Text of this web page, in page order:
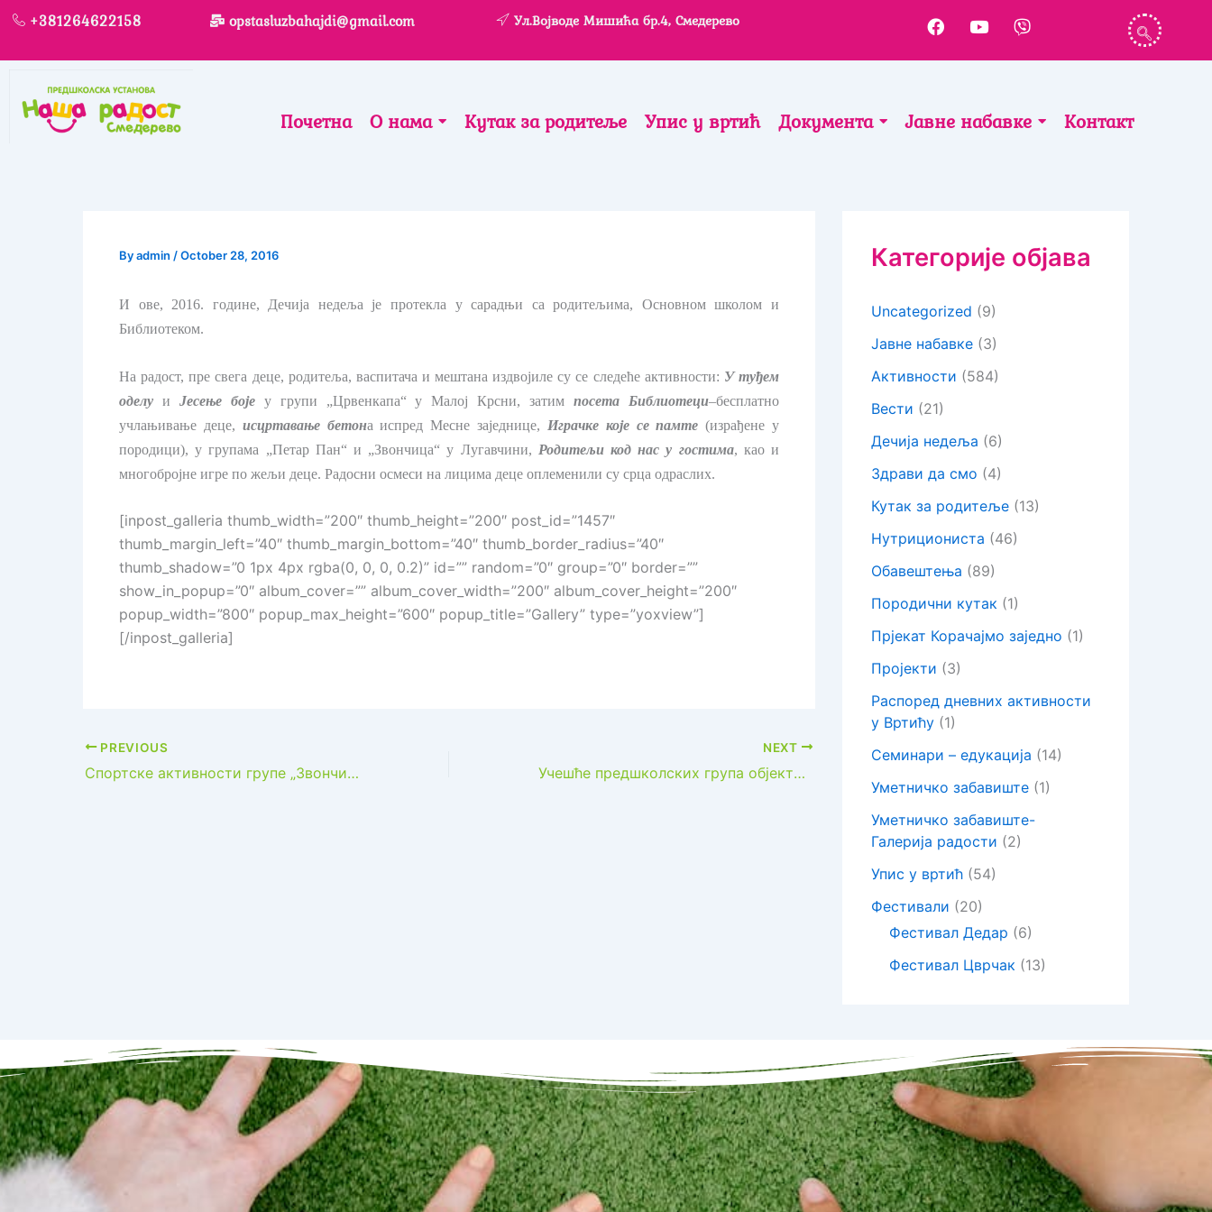
Skip
content
+381264622158 opstasluzbahajdi@gmail.com Ул.Војводе Мишића бр.4, Смедерево
F
a
o
Y
o
e
V
i
Почетна О нама Кутак за родитеље Упис у вртић Документа Јавне набавке Контакт
Byadmin /October 28, 2016
И ове, 2016. године, Дечија недеља је протекла у сарадњи са родитељима, Основном школом и
Библиотеком.
На радост, пре свега деце, родитеља, васпитача и мештана издвојиле су се следеће активности: У туђем
оделу и Јесење бојеу групи „Црвенкапа“ у Малој Крсни, затимпосета Библиотеци–бесплатно
учлањивање деце, исцртавање бетона испред Месне заједнице, Играчке које се памте (израђене у
породици), у групама „Петар Пан“ и „Звончица“ у Лугавчини, Родитељи код нас у гостима, као и
многобројне игре по жељи деце. Радосни осмеси на лицима деце оплеменили су срца одраслих.
[inpost_galleria thumb_width=”200″ thumb_height=”200″ post_id=”1457″
thumb_margin_left=”40″ thumb_margin_bottom=”40″ thumb_border_radius=”40″
thumb_shadow=”0 1px 4px rgba(0, 0, 0, 0.2)” id=”” random=”0″ group=”0″ border=””
show_in_popup=”0″ album_cover=”” album_cover_width=”200″ album_cover_height=”200″
popup_width=”800″ popup_max_height=”600″ popup_title=”Gallery” type=”yoxview”]
[/inpost_galleria]
PREVIOUS
Спортске активности групе „Звончица“
NEXT
Учешће предшколских група објекта „Дизниленд“ на Смедеревској песничкој јесени
Категорије објава
Uncategorized (9)
Јавне набавке (3)
Активности (584)
Вести (21)
Дечија недеља (6)
Здрави да смо (4)
Кутак за родитеље (13)
Нутрициониста (46)
Обавештења (89)
Породични кутак (1)
Прјекат Корачајмо заједно (1)
Пројекти (3)
Распоред дневних активности
у Вртићу (1)
Семинари – едукација (14)
Уметничко забавиште (1)
Уметничко забавиште-
Галерија радости (2)
Упис у вртић (54)
Фестивали (20)
Фестивал Дедар (6)
Фестивал Цврчак (13)